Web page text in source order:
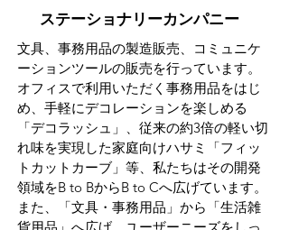
ステーショナリーカンパニー
文具、事務用品の製造販売、コミュニケ
ーションツールの販売を行っています。
オフィスで利用いただく事務用品をはじ
め、手軽にデコレーションを楽しめる
「デコラッシュ」、従来の約3倍の軽い切
れ味を実現した家庭向けハサミ「フィッ
トカットカーブ」等、私たちはその開発
領域をB to BからB to Cへ広げています。
また、「文具・事務用品」から「生活雑